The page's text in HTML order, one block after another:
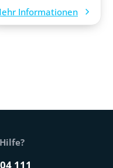
Informationen
111